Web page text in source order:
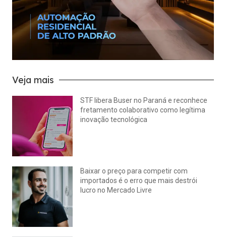
Veja mais
STF libera Buser no Paraná e reconhece
fretamento colaborativo como legítima
inovação tecnológica
Baixar o preço para competir com
importados é o erro que mais destrói
lucro no Mercado Livre